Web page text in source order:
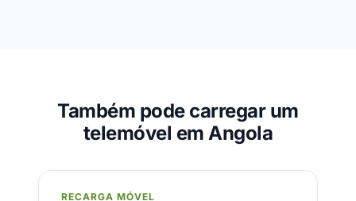
Também pode carregar um
telemóvel em Angola
RECARGA MÓVEL